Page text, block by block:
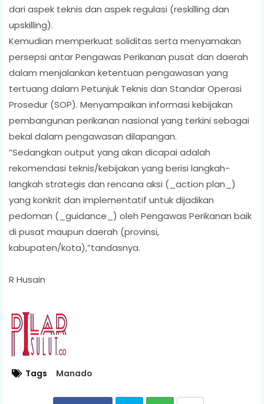
dari aspek teknis dan aspek regulasi (reskilling dan
upskilling).
Kemudian memperkuat soliditas serta menyamakan
persepsi antar Pengawas Perikanan pusat dan daerah
dalam menjalankan ketentuan pengawasan yang
tertuang dalam Petunjuk Teknis dan Standar Operasi
Prosedur (SOP). Menyampaikan informasi kebijakan
pembangunan perikanan nasional yang terkini sebagai
bekal dalam pengawasan dilapangan.
“Sedangkan output yang akan dicapai adalah
rekomendasi teknis/kebijakan yang berisi langkah-
langkah strategis dan rencana aksi (_action plan_)
yang konkrit dan implementatif untuk dijadikan
pedoman (_guidance_) oleh Pengawas Perikanan baik
di pusat maupun daerah (provinsi,
kabupaten/kota),”tandasnya.
R Husain
Tags Manado